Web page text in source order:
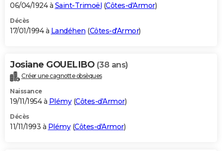
06/04/1924 à Saint-Trimoël (Côtes-d'Armor)
Décès
17/01/1994 à Landéhen (Côtes-d'Armor)
Josiane GOUELIBO (38 ans)
Créer une cagnotte obsèques
Naissance
19/11/1954 à Plémy(Côtes-d'Armor)
Décès
11/11/1993 à Plémy(Côtes-d'Armor)